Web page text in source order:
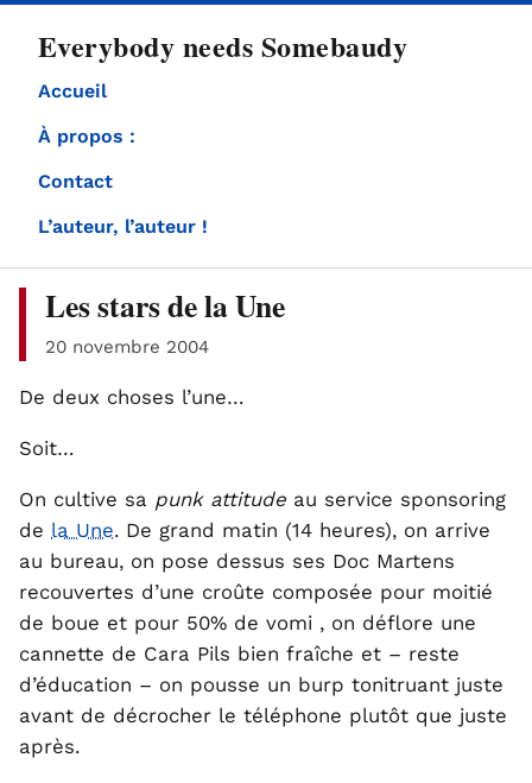
Everybody needs Somebaudy
Accueil
À propos :
Contact
L’auteur, l’auteur !
Les stars de la Une
20 novembre 2004
De deux choses l’une…
Soit…
On cultive sa punk attitude au service sponsoring
de la Une. De grand matin (14 heures), on arrive
au bureau, on pose dessus ses Doc Martens
recouvertes d’une croûte composée pour moitié
de boue et pour 50% de vomi , on déflore une
cannette de Cara Pils bien fraîche et – reste
d’éducation – on pousse un burp tonitruant juste
avant de décrocher le téléphone plutôt que juste
après.